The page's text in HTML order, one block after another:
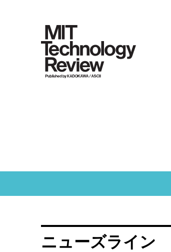
ニューズライン